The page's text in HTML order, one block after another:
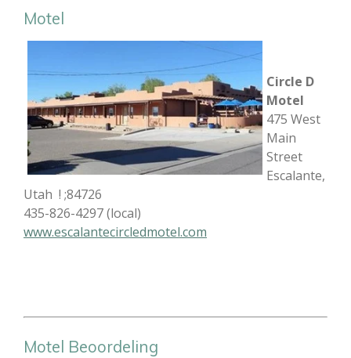
Motel
Circle D
Motel
475 West
Main
Street
Escalante,
Utah ! ;84726
435-826-4297 (local)
www.escalantecircledmotel.com
Motel Beoordeling